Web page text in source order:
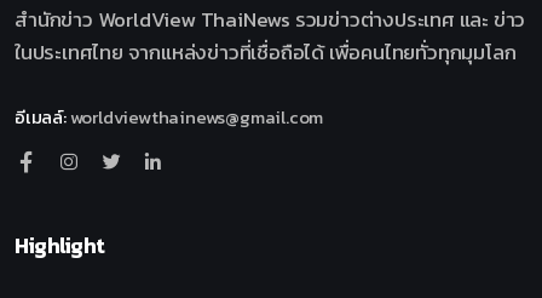
สำนักข่าว WorldView ThaiNews รวมข่าวต่างประเทศ และ ข่าว
ในประเทศไทย จากแหล่งข่าวที่เชื่อถือได้ เพื่อคนไทยทั่วทุกมุมโลก
อีเมลล์:worldviewthainews@gmail.com
Highlight